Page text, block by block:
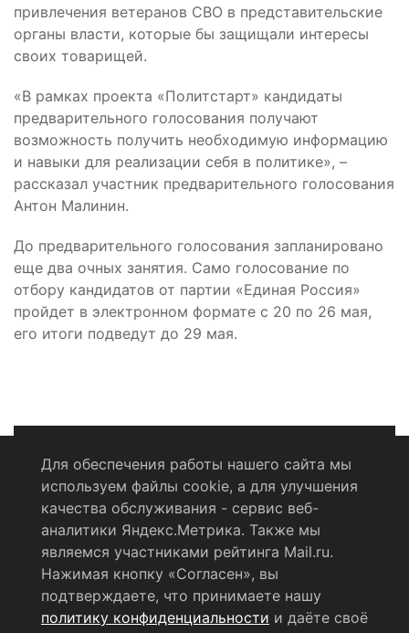
привлечения ветеранов СВО в представительские
органы власти, которые бы защищали интересы
своих товарищей.
«В рамках проекта «Политстарт» кандидаты
предварительного голосования получают
возможность получить необходимую информацию
и навыки для реализации себя в политике», –
рассказал участник предварительного голосования
Антон Малинин.
До предварительного голосования запланировано
еще два очных занятия. Само голосование по
отбору кандидатов от партии «Единая Россия»
пройдет в электронном формате с 20 по 26 мая,
его итоги подведут до 29 мая.
Политика конфиденциальности
Согласие на обработку персональных данных
RSS-лента
Для обеспечения работы нашего сайта мы
используем файлы cookie, а для улучшения
качества обслуживания - сервис веб-
аналитики Яндекс.Метрика. Также мы
являемся участниками рейтинга Mail.ru.
Нажимая кнопку «Согласен», вы
подтверждаете, что принимаете нашу
политику конфиденциальности и даёте своё